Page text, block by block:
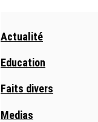
Actualité
Education
Faits divers
Medias